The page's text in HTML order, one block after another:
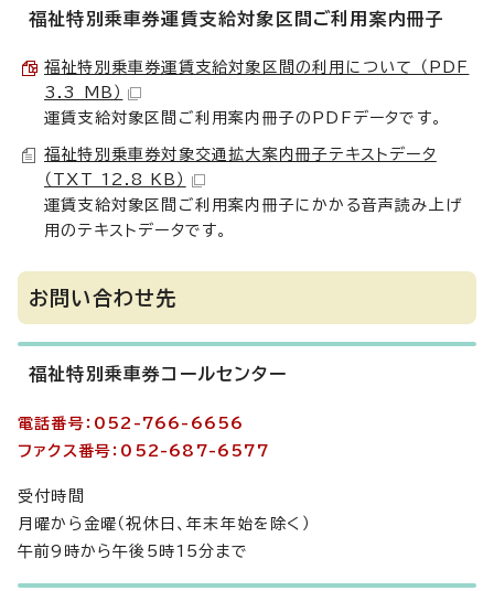
福祉特別乗車券運賃支給対象区間ご利用案内冊子
福祉特別乗車券運賃支給対象区間の利用について （PDF
3.3 MB）
運賃支給対象区間ご利用案内冊子のPDFデータです。
福祉特別乗車券対象交通拡大案内冊子テキストデータ
（TXT 12.8 KB）
運賃支給対象区間ご利用案内冊子にかかる音声読み上げ
用のテキストデータです。
お問い合わせ先
福祉特別乗車券コールセンター
電話番号：052-766-6656
ファクス番号：052-687-6577
受付時間
月曜から金曜（祝休日、年末年始を除く）
午前9時から午後5時15分まで